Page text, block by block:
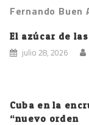
Fernando Buen
El azúcar de
julio 28, 2026
Cuba en la
“nuevo orden